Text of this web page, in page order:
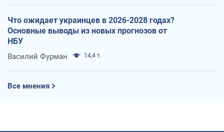
Что ожидает украинцев в 2026-2028 годах?
Основные выводы из новых прогнозов от
НБУ
Василий Фурман 14,4 т.
Все мнения